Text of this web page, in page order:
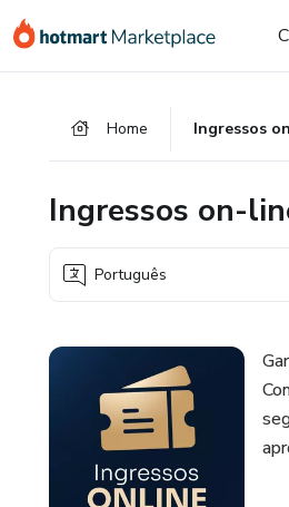
para
para
para
Home
Ingressos on-
Português